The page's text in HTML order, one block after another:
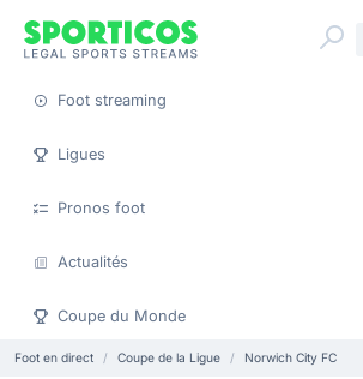
Foot streaming
Ligues
Pronos foot
Actualités
Coupe du Monde
Foot en direct Coupe de la Ligue Norwich City FC